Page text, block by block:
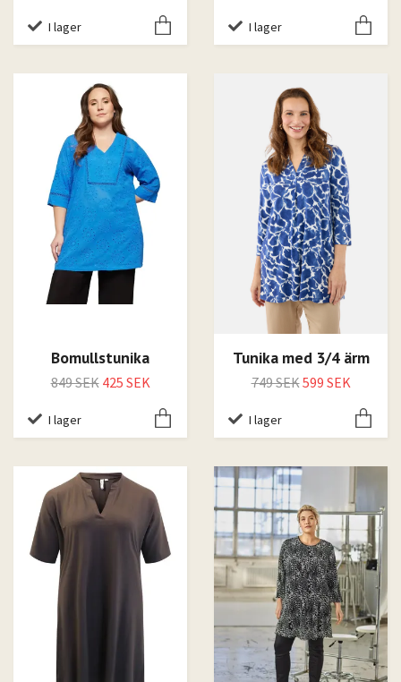
I lager I lager
Bomullstunika
849 SEK 425 SEK
I lager
Tunika med 3/4 ärm
749 SEK599 SEK
I lager